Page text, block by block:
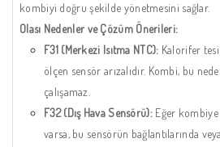
kombiyi doğru şekilde yönetmesini sağlar.
Olası Nedenler ve Çözüm Önerileri:
F31 (Merkezi Isıtma NTC): Kalorifer
ölçen sensör arızalıdır. Kombi, bu
çalışamaz.
F32 (Dış Hava Sensörü):Eğer kombiye
varsa, bu sensörün bağlantılarında